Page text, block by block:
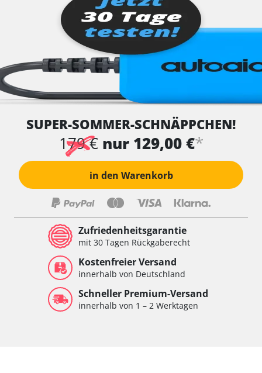
SUPER-SOMMER-SCHNÄPPCHEN!
179 € nur 129,00 €*
in den Warenkorb
Zufriedenheitsgarantie
mit 30 Tagen Rückgaberecht
Kostenfreier Versand
innerhalb von Deutschland
Schneller Premium-Versand
innerhalb von 1 – 2 Werktagen